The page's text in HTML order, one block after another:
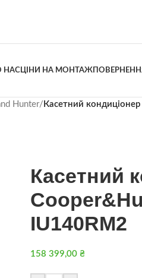
НАСЦІНИ НА МОНТАЖ
Hunter/ Касетний
Касетний
IU140RM2
158 399,00 ₴